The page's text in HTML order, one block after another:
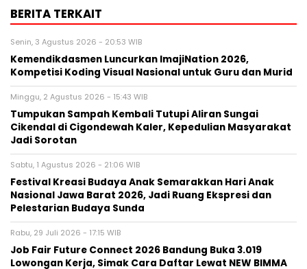
BERITA TERKAIT
Senin, 3 Agustus 2026 - 20:53 WIB
Kemendikdasmen Luncurkan ImajiNation 2026,
Kompetisi Koding Visual Nasional untuk Guru dan Murid
Minggu, 2 Agustus 2026 - 15:43 WIB
Tumpukan Sampah Kembali Tutupi Aliran Sungai
Cikendal di Cigondewah Kaler, Kepedulian Masyarakat
Jadi Sorotan
Sabtu, 1 Agustus 2026 - 21:06 WIB
Festival Kreasi Budaya Anak Semarakkan Hari Anak
Nasional Jawa Barat 2026, Jadi Ruang Ekspresi dan
Pelestarian Budaya Sunda
Rabu, 29 Juli 2026 - 17:15 WIB
Job Fair Future Connect 2026 Bandung Buka 3.019
Lowongan Kerja, Simak Cara Daftar Lewat NEW BIMMA